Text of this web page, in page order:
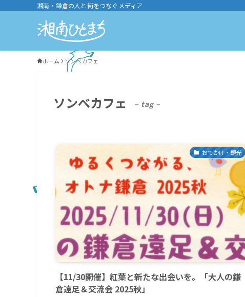
湘南・鎌倉の人と街をつなぐメディア
ホーム ソンべカフェ
ソンべカフェ – tag –
おでかけ・観光
【11/30開催】紅葉と新たな出会いを。「大人の鎌
倉遠足＆交流会 2025秋」